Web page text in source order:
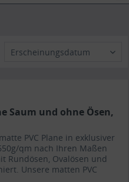
Erscheinungsdatum
Saum und ohne Ösen,
PVC Plane in exklusiver
qm nach Ihren Maßen
Rundösen, Ovalösen und
Unsere matten PVC